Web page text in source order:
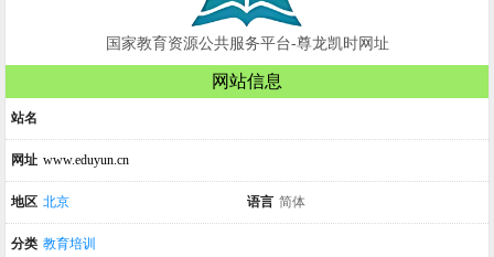
国家教育资源公共服务平台-尊龙凯时网址
网站信息
站名
网址 www.eduyun.cn
地区 北京 语言 简体
分类 教育培训